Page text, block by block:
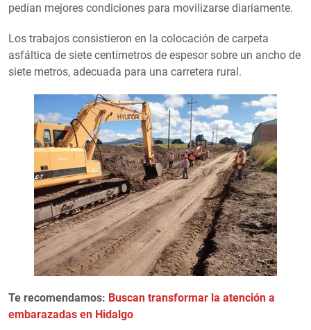
pedían mejores condiciones para movilizarse diariamente.
Los trabajos consistieron en la colocación de carpeta
asfáltica de siete centímetros de espesor sobre un ancho de
siete metros, adecuada para una carretera rural.
Te recomendamos: Buscan transformar la atención a
embarazadas en Hidalgo